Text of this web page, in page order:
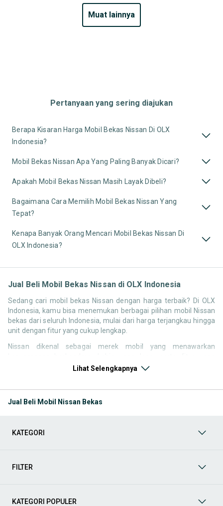
muat lainnya
Pertanyaan yang sering diajukan
Berapa Kisaran Harga Mobil Bekas Nissan Di OLX
Indonesia?
Mobil Bekas Nissan Apa Yang Paling Banyak Dicari?
Apakah Mobil Bekas Nissan Masih Layak Dibeli?
Bagaimana Cara Memilih Mobil Bekas Nissan Yang
Tepat?
Kenapa Banyak Orang Mencari Mobil Bekas Nissan Di
OLX Indonesia?
Jual Beli Mobil Bekas Nissan di OLX Indonesia
Sedang cari mobil bekas Nissan dengan harga terbaik? Di OLX
Indonesia, kamu bisa menemukan berbagai pilihan mobil Nissan
bekas dari seluruh Indonesia, mulai dari harga terjangkau hingga
unit dengan fitur yang cukup lengkap.
Nissan dikenal sebagai merek mobil yang menawarkan
kompetitif di kelasnya. Hal ini membuat pencarian seperti mobil
Melalui halaman ini, kamu bisa langsung membandingkan
Beberapa model Nissan memiliki permintaan yang cukup stabil di
Mobil keluarga dan MPV
Lihat Selengkapnya
Jual Beli Mobil Nissan Bekas
KATEGORI
FILTER
KATEGORI POPULER